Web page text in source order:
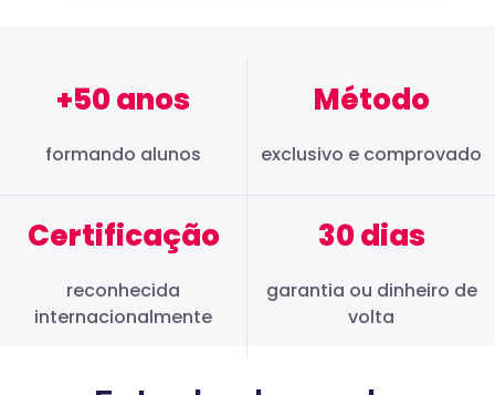
+50 anos
formando alunos
Método
exclusivo e comprovado
Certificação
reconhecida
internacionalmente
30 dias
garantia ou dinheiro de
volta